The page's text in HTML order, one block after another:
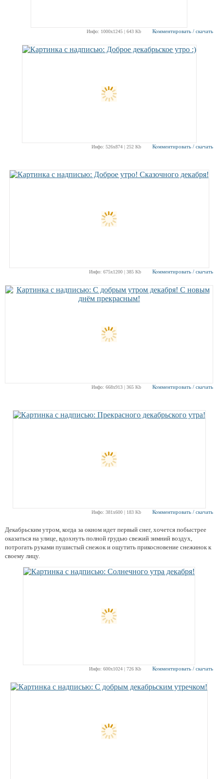
Инфо: 1000х1245 | 643 Kb Комментировать / скачать
Инфо: 526х874 | 252 Kb Комментировать / скачать
РЕКЛАМА
РЕКЛАМА
РЕКЛАМА
РЕКЛАМА
РЕКЛАМА
РЕКЛАМА
РЕКЛАМА
Инфо: 675х1200 | 385 Kb Комментировать / скачать
Инфо: 668х913 | 365 Kb Комментировать / скачать
Инфо: 381х600 | 183 Kb Комментировать / скачать
Декабрьским утром, когда за окном идет первый снег, хочется побыстрее
оказаться на улице, вдохнуть полной грудью свежий зимний воздух,
потрогать руками пушистый снежок и ощутить прикосновение снежинок к
своему лицу.
Инфо: 600х1024 | 726 Kb Комментировать / скачать